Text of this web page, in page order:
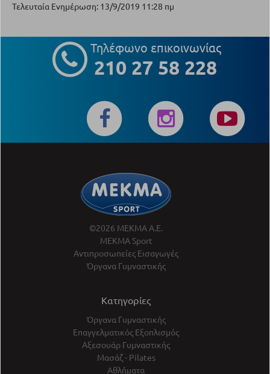
Τελευταία Ενημέρωση: 13/9/2019 11:28 πμ
Τηλέφωνο επικοινωνίας
210 27 58 228
©2026 ΜΕΚΜΑ Α.Ε.
ΜΕΚΜΑ Sport
Αντιπροσωπείες Εισαγωγές
Όργανα Γυμναστικής
Κατηγορίες
Όργανα Γυμναστικής
Επαγγελματικός Εξοπλισμός
Αξεσουάρ Γυμναστικής
Μασάζ - Pilates
Αθλήματα